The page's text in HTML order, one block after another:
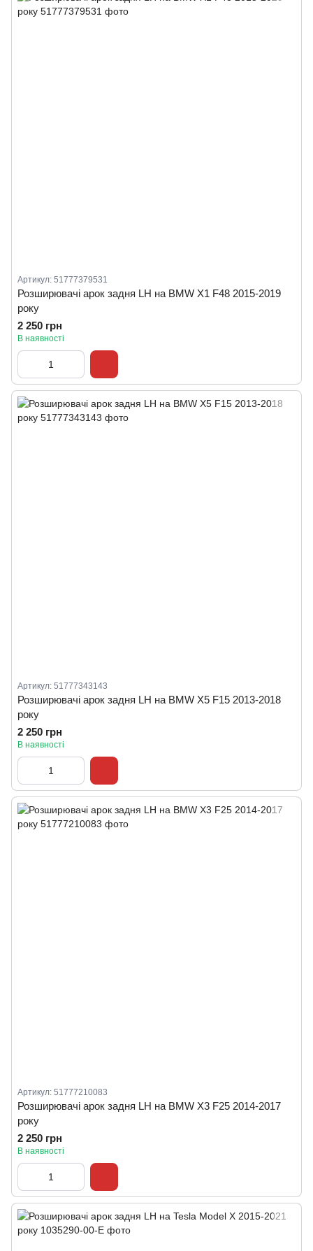
Артикул: 51777379531
Розширювачі арок задня LH на BMW X1 F48 2015-2019
року
2 250 грн
В наявності
Артикул: 51777343143
Розширювачі арок задня LH на BMW X5 F15 2013-2018
року
2 250 грн
В наявності
Артикул: 51777210083
Розширювачі арок задня LH на BMW X3 F25 2014-2017
року
2 250 грн
В наявності